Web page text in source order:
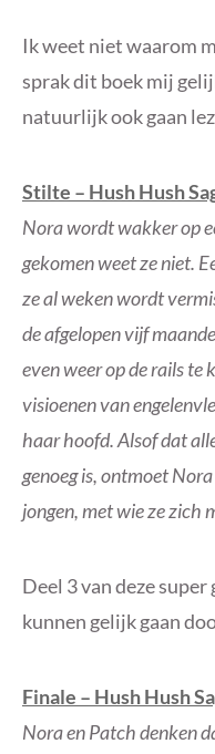
Ik weet niet waarom
sprak dit boek mij
natuurlijk ook gaan
Stilte – Hush Hush
Nora wordt wakker op
gekomen weet ze niet.
ze al weken wordt
de afgelopen vijf
even weer op de rails te
visioenen van
haar hoofd. Alsof dat
genoeg is, ontmoet
jongen, met wie ze zich
Deel 3 van deze
kunnen gelijk gaan
Finale – Hush Hush
Nora en Patch denken